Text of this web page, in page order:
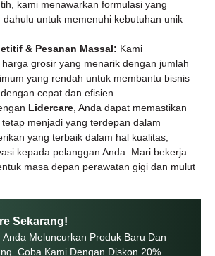
kami menawarkan formulasi yang
dahulu untuk memenuhi kebutuhan unik
& Pesanan Massal: Kami
grosir yang menarik dengan jumlah
yang rendah untuk membantu bisnis
cepat dan efisien.
Lidercare , Anda dapat memastikan
menjadi yang terdepan dalam
yang terbaik dalam hal kualitas,
kepada pelanggan Anda. Mari bekerja
masa depan perawatan gigi dan mulut
Sekarang!
Meluncurkan Produk Baru Dan
Coba Kami Dengan Diskon 20%